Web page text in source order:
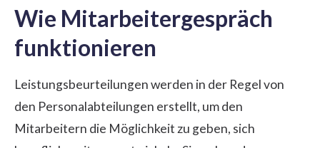
Wie Mitarbeitergespräch
funktionieren
Leistungsbeurteilungen werden in der Regel von
den Personalabteilungen erstellt, um den
Mitarbeitern die Möglichkeit zu geben, sich